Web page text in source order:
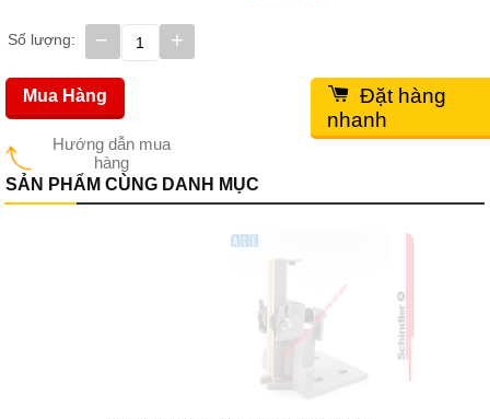
Số lượng: +
−
Hướng dẫn mua
hàng
Mua Hàng
Đặt hàng
nhanh
SẢN PHẨM CÙNG DANH MỤC